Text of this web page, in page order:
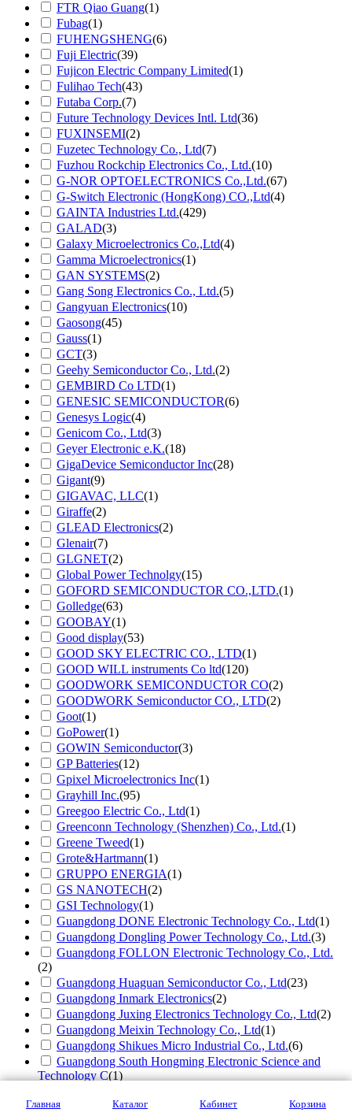
FTR Qiao Guang(1)
Fubag(1)
FUHENGSHENG(6)
Fuji Electric(39)
Fujicon Electric Company Limited(1)
Fulihao Tech(43)
Futaba Corp.(7)
Future Technology Devices Intl. Ltd(36)
FUXINSEMI(2)
Fuzetec Technology Co., Ltd(7)
Fuzhou Rockchip Electronics Co., Ltd.(10)
G-NOR OPTOELECTRONICS Co.,Ltd.(67)
G-Switch Electronic (HongKong) CO.,Ltd(4)
GAINTA Industries Ltd.(429)
GALAD(3)
Galaxy Microelectronics Co.,Ltd(4)
Gamma Microelectronics(1)
GAN SYSTEMS(2)
Gang Song Electronics Co., Ltd.(5)
Gangyuan Electronics(10)
Gaosong(45)
Gauss(1)
GCT(3)
Geehy Semiconductor Co., Ltd.(2)
GEMBIRD Co LTD(1)
GENESIC SEMICONDUCTOR(6)
Genesys Logic(4)
Genicom Co., Ltd(3)
Geyer Electronic e.K.(18)
GigaDevice Semiconductor Inc(28)
Gigant(9)
GIGAVAC, LLC(1)
Giraffe(2)
GLEAD Electronics(2)
Glenair(7)
GLGNET(2)
Global Power Technolgy(15)
GOFORD SEMICONDUCTOR CO.,LTD.(1)
Golledge(63)
GOOBAY(1)
Good display(53)
GOOD SKY ELECTRIC CO., LTD(1)
GOOD WILL instruments Co ltd(120)
GOODWORK SEMICONDUCTOR CO(2)
GOODWORK Semiconductor CO., LTD(2)
Goot(1)
GoPower(1)
GOWIN Semiconductor(3)
GP Batteries(12)
Gpixel Microelectronics Inc(1)
Grayhill Inc.(95)
Greegoo Electric Co., Ltd(1)
Greenconn Technology (Shenzhen) Co., Ltd.(1)
Greene Tweed(1)
Grote&Hartmann(1)
GRUPPO ENERGIA(1)
GS NANOTECH(2)
GSI Technology(1)
Guangdong DONE Electronic Technology Co., Ltd(1)
Guangdong Dongling Power Technology Co., Ltd.(3)
Guangdong FOLLON Electronic Technology Co., Ltd.
(2)
Guangdong Huaguan Semiconductor Co., Ltd(23)
Guangdong Inmark Electronics(2)
Guangdong Juxing Electronics Technology Co., Ltd(2)
Guangdong Meixin Technology Co., Ltd(1)
Guangdong Shikues Micro Industrial Co., Ltd.(6)
Guangdong South Hongming Electronic Science and
Technology C(1)
Guangzhou Gaoya InfoTech Co., Ltd
Главная Каталог Кабинет Корзина